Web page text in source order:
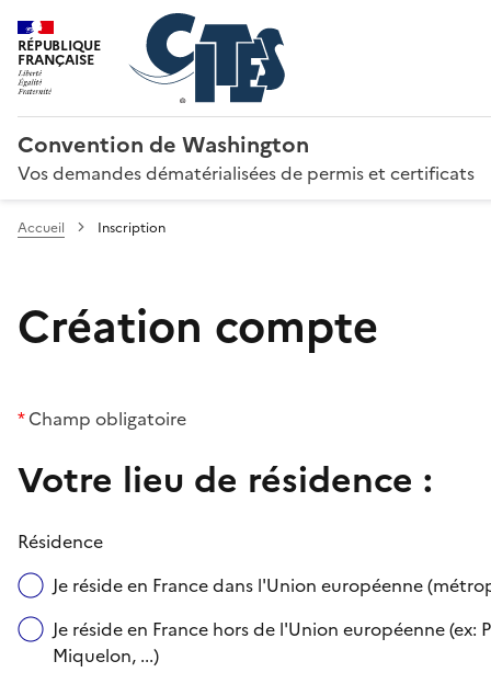
RÉPUBLIQUE
FRANÇAISE
Convention de Washington
Vos demandes dématérialisées de permis et certificats
Accueil Inscription
Création compte
*Champ obligatoire
Votre lieu de résidence :
Résidence
Je réside en France dans l'Union européenne
Je réside en France hors de l'Union européenne
Miquelon, ...)